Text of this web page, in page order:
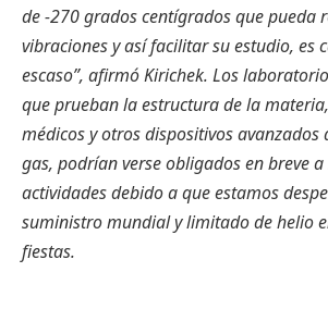
de -270 grados centígrados que pueda
vibraciones y así facilitar su estudio, es
escaso”, afirmó Kirichek. Los
que prueban la estructura de la
médicos y otros dispositivos avanzados
gas, podrían verse obligados en breve
actividades debido a que estamos
suministro mundial y limitado de helio
fiestas.